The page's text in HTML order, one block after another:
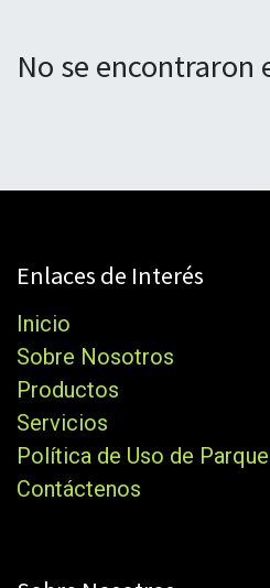
No se encontraron
Enlaces de Interés
Inicio
Sobre Nosotros
Productos
Servicios
Política de Uso de
Contáctenos